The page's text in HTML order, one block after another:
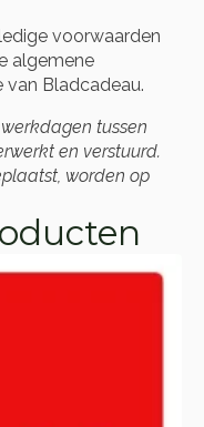
voorwaarden
algemene
Bladcadeau.
tussen
en verstuurd.
worden op